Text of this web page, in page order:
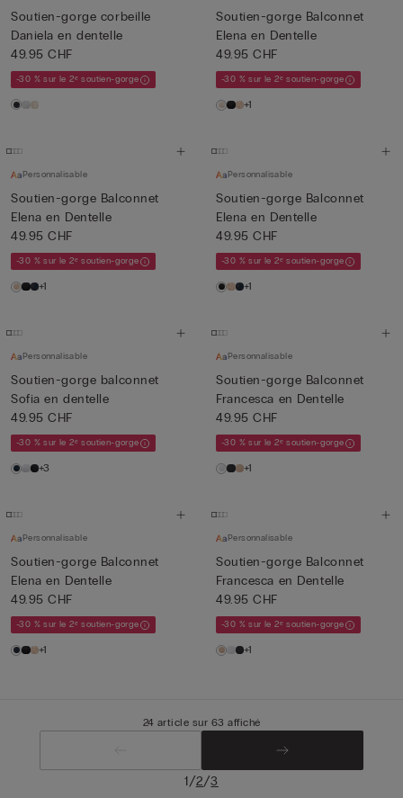
Soutien-gorge corbeille
Daniela en dentelle
49.95 CHF
-30 % sur le 2ᵉ soutien-gorge
Soutien-gorge Balconnet
Elena en Dentelle
49.95 CHF
-30 % sur le 2ᵉ soutien-gorge
+1
Personnalisable
Soutien-gorge Balconnet
Elena en Dentelle
49.95 CHF
-30 % sur le 2ᵉ soutien-gorge
+1
Personnalisable
Soutien-gorge Balconnet
Elena en Dentelle
49.95 CHF
-30 % sur le 2ᵉ soutien-gorge
+1
Personnalisable
Soutien-gorge balconnet
Sofia en dentelle
49.95 CHF
-30 % sur le 2ᵉ soutien-gorge
+3
Personnalisable
Soutien-gorge Balconnet
Francesca en Dentelle
49.95 CHF
-30 % sur le 2ᵉ soutien-gorge
+1
Personnalisable
Soutien-gorge Balconnet
Elena en Dentelle
49.95 CHF
-30 % sur le 2ᵉ soutien-gorge
+1
Personnalisable
Soutien-gorge Balconnet
Francesca en Dentelle
49.95 CHF
-30 % sur le 2ᵉ soutien-gorge
+1
24 article sur 63 affiché
1/2/3